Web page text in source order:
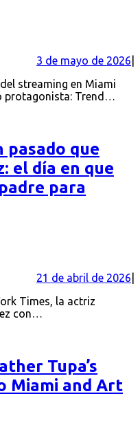
3 de mayo de 2026
streaming en Miami
protagonista: Trend…
pasado que
el día en que
para
21 de abril de 2026
Times, la actriz
con…
Tupa’s
Miami and Art